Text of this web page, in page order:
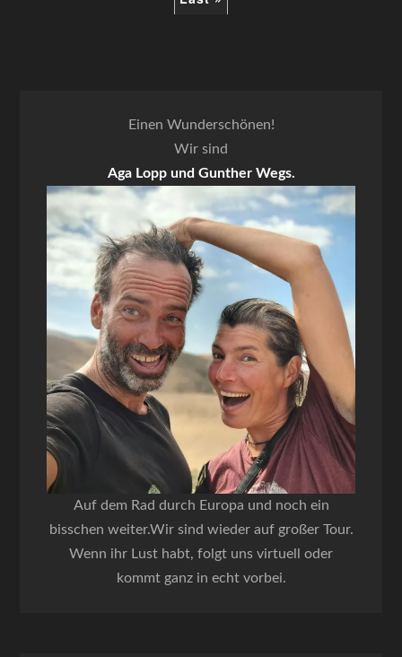
Einen Wunderschönen!
Wir sind
Aga Lopp und Gunther Wegs.
Auf dem Rad durch Europa und noch ein
bisschen weiter.Wir sind wieder auf großer Tour.
Wenn ihr Lust habt, folgt uns virtuell oder
kommt ganz in echt vorbei.